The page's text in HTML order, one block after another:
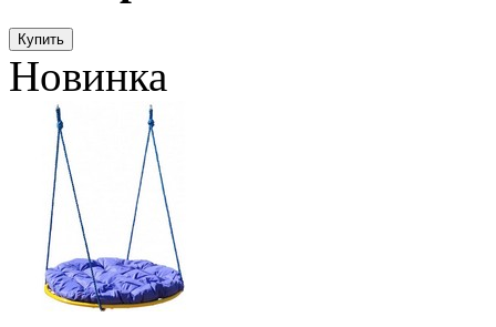
Купить
Новинка